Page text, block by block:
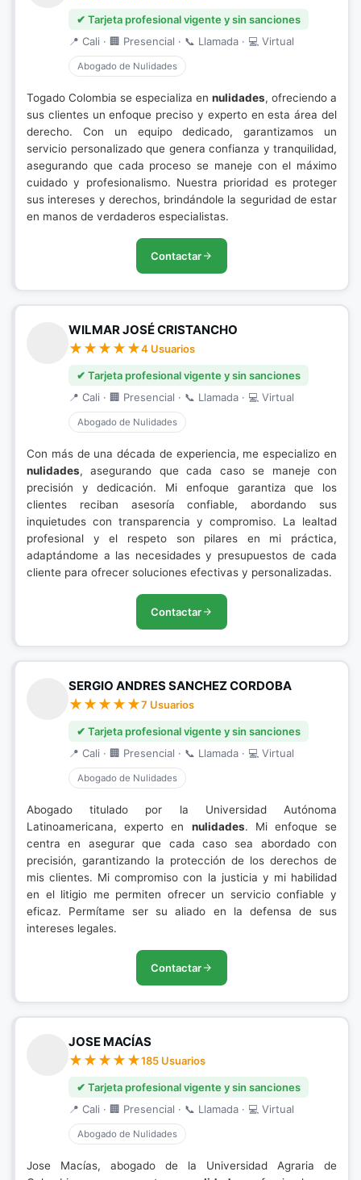
✔ Tarjeta profesional vigente y sin sanciones
📍 Cali · 🏢 Presencial · 📞 Llamada · 💻 Virtual
Abogado de Nulidades
Togado Colombia se especializa en nulidades, ofreciendo a
sus clientes un enfoque preciso y experto en esta área del
derecho. Con un equipo dedicado, garantizamos un
servicio personalizado que genera confianza y tranquilidad,
asegurando que cada proceso se maneje con el máximo
cuidado y profesionalismo. Nuestra prioridad es proteger
sus intereses y derechos, brindándole la seguridad de estar
en manos de verdaderos especialistas.
Contactar
WILMAR JOSÉ CRISTANCHO
4 Usuarios
✔ Tarjeta profesional vigente y sin sanciones
📍 Cali · 🏢 Presencial · 📞 Llamada · 💻 Virtual
Abogado de Nulidades
Con más de una década de experiencia, me especializo en
nulidades, asegurando que cada caso se maneje con
precisión y dedicación. Mi enfoque garantiza que los
clientes reciban asesoría confiable, abordando sus
inquietudes con transparencia y compromiso. La lealtad
profesional y el respeto son pilares en mi práctica,
adaptándome a las necesidades y presupuestos de cada
cliente para ofrecer soluciones efectivas y personalizadas.
Contactar
SERGIO ANDRES SANCHEZ CORDOBA
7 Usuarios
✔ Tarjeta profesional vigente y sin sanciones
📍 Cali · 🏢 Presencial · 📞 Llamada · 💻 Virtual
Abogado de Nulidades
Abogado titulado por la Universidad Autónoma
Latinoamericana, experto en nulidades. Mi enfoque se
centra en asegurar que cada caso sea abordado con
precisión, garantizando la protección de los derechos de
mis clientes. Mi compromiso con la justicia y mi habilidad
en el litigio me permiten ofrecer un servicio confiable y
eficaz. Permítame ser su aliado en la defensa de sus
intereses legales.
Contactar
JOSE MACÍAS
185 Usuarios
✔ Tarjeta profesional vigente y sin sanciones
📍 Cali · 🏢 Presencial · 📞 Llamada · 💻 Virtual
Abogado de Nulidades
Jose Macías, abogado de la Universidad Agraria de